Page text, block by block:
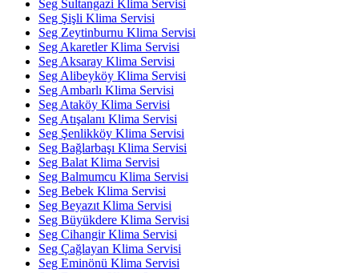
Seg Sultangazi Klima Servisi
Seg Şişli Klima Servisi
Seg Zeytinburnu Klima Servisi
Seg Akaretler Klima Servisi
Seg Aksaray Klima Servisi
Seg Alibeyköy Klima Servisi
Seg Ambarlı Klima Servisi
Seg Ataköy Klima Servisi
Seg Atışalanı Klima Servisi
Seg Şenlikköy Klima Servisi
Seg Bağlarbaşı Klima Servisi
Seg Balat Klima Servisi
Seg Balmumcu Klima Servisi
Seg Bebek Klima Servisi
Seg Beyazıt Klima Servisi
Seg Büyükdere Klima Servisi
Seg Cihangir Klima Servisi
Seg Çağlayan Klima Servisi
Seg Eminönü Klima Servisi